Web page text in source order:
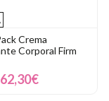
Crema
Corporal Firm
62,30€